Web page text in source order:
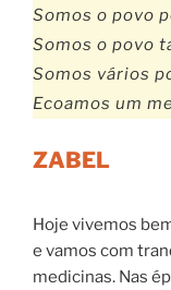
Somos o povo
Somos o povo
Somos vários
Ecoamos um
ZABEL
Hoje vivemos
e vamos com
medicinas. Nas